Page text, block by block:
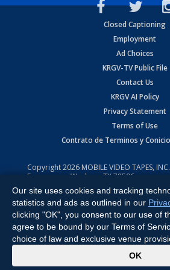
Closed Captioning
Employment
Ad Choices
KRGV-TV Public File
Contact Us
KRGV AI Policy
Privacy Statement
Terms of Use
Contrato de Terminos y
Copyright2026 MOBILE VIDEO TAPES,
Expressway, Weslaco, TX 78596.
All Rights Reserved. Powered by:Ruby
Our site uses cookies and tracking
statistics and ads as outlined in our
clicking "OK", you consent to our use of
agree to be bound by our Terms of
choice of law and exclusive venue
OK